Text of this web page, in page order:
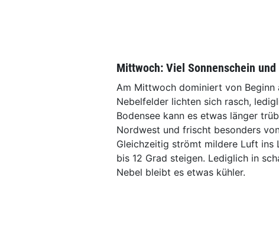
Mittwoch: Viel Sonnenschein
Am Mittwoch dominiert von Beginn
Nebelfelder lichten sich rasch,
Bodensee kann es etwas länger
Nordwest und frischt besonders
Gleichzeitig strömt mildere Luft ins
bis 12 Grad steigen. Lediglich in
Nebel bleibt es etwas kühler.